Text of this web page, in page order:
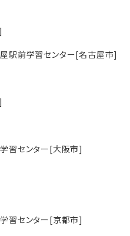
駅前学習センター[名古屋市]
習センター[大阪市]
習センター[京都市]